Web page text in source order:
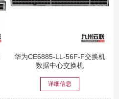
华为CE6885-LL-56F-F交换机
数据中心交换机
详细信息